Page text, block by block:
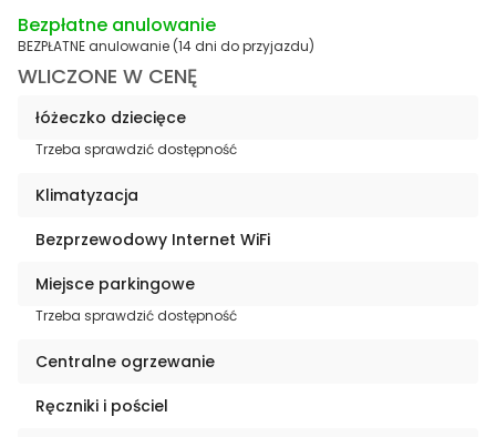
Bezpłatne anulowanie
BEZPŁATNE anulowanie (14 dni do przyjazdu)
WLICZONE W CENĘ
łóżeczko dziecięce
Trzeba sprawdzić dostępność
Klimatyzacja
Bezprzewodowy Internet WiFi
Miejsce parkingowe
Trzeba sprawdzić dostępność
Centralne ogrzewanie
Ręczniki i pościel